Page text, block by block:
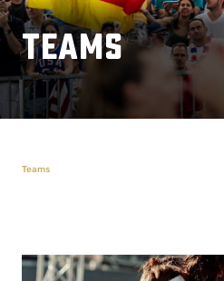
Teams
Teams